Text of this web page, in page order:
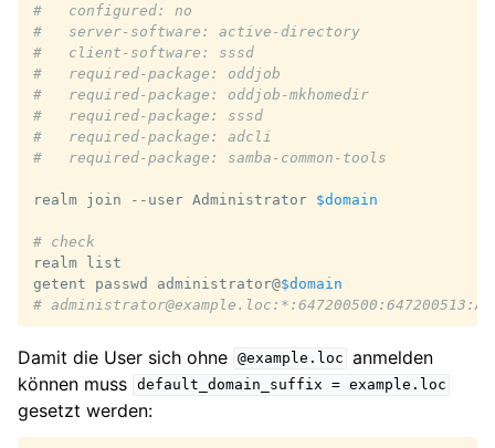
#   configured: no
#   server-software: active-directory
#   client-software: sssd
#   required-package: oddjob
#   required-package: oddjob-mkhomedir
#   required-package: sssd
#   required-package: adcli
#   required-package: samba-common-tools
realm join --user Administrator $domain
# check
realm
list
getent
passwd administrator@$domain
#
Damit die User sich ohne @example.loc anmelden
können muss default_domain_suffix = example.loc
gesetzt werden: